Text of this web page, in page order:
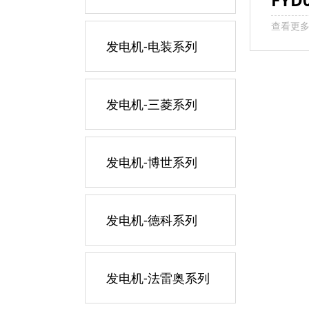
发电机-电装系列
发电机-三菱系列
发电机-博世系列
发电机-德科系列
发电机-法雷奥系列
查看更